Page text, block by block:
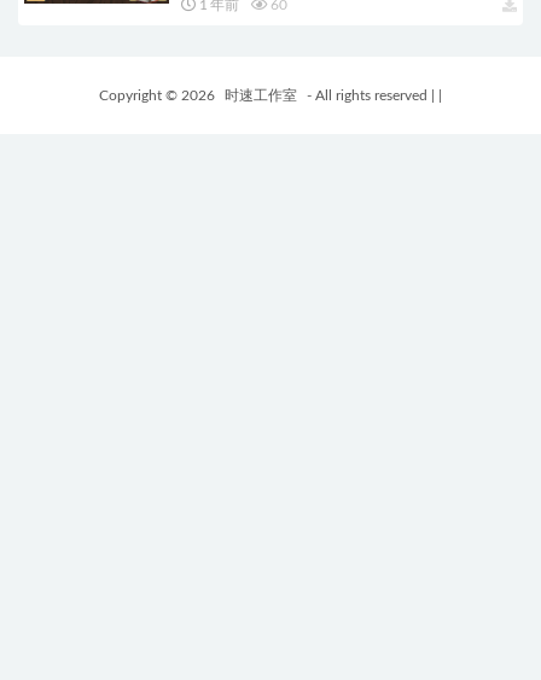
1 年前 60
Copyright © 2026 时速工作室 - All rights reserved